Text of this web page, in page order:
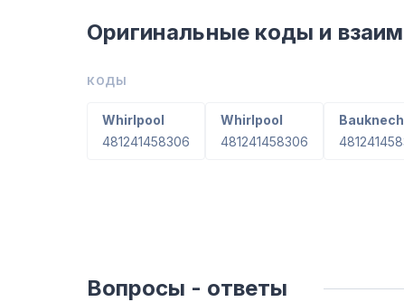
Оригинальные коды и
КОДЫ
Whirlpool
481241458306
Whirlpool
481241458306
Вопросы - ответы